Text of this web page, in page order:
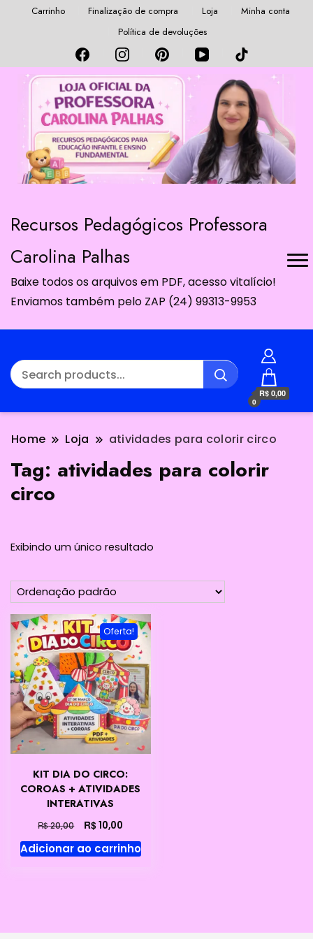
Carrinho Finalização de compra Loja
Minha conta
Política de devoluções
Recursos Pedagógicos Professora
Carolina Palhas
Baixe todos os arquivos em PDF, acesso vitalício!
Enviamos também pelo ZAP (24) 99313-9953
0
R$ 0,00
Home Loja atividades para colorir circo
Tag: atividades para colorir
circo
Exibindo um único resultado
Oferta!
KIT DIA DO CIRCO:
COROAS + ATIVIDADES
INTERATIVAS
R$20,00
preço
original
R$10,00
preço
atual
Adicionar ao carrinho